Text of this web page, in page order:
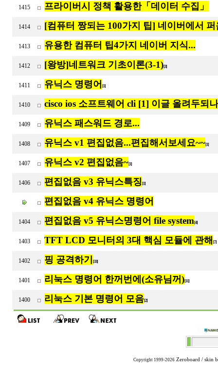
1415 프라이버시 정책 활용한「데이터 수집」
1414 [컴퓨터 짱되는 100가지 팁] 네이버에서
1413 유용한 컴퓨터 팁4가지 네이버 지식...
1412 [왕방]네트워크 기초이론(3-1)[3]
1411 유닉스 명령어 [1]
1410 cisco ios 소프트웨어 cli [1] 이글 올려두되
1409 유닉스 패스워드 경로...
1408 유닉스 v1 편집없음...편집해서보세요~~[1]
1407 유닉스 v2 편집없음~[1]
1406 편집없음 v3 유닉스특징 [1]
편집없음 v4 유닉스 명령어
1404 편집없음 v5 유닉스명령어 file system[4]
1403 TFT LCD 모니터의 3대 핵심 모듈에 관해 [7]
1402 핑 공격하기 [33]
1401 리눅스 명령어 한꺼번에(소유님꺼)[11]
1400 리눅스 기본 명령어 모음[2]
Copyright 1999-2026 Zeroboard / skin